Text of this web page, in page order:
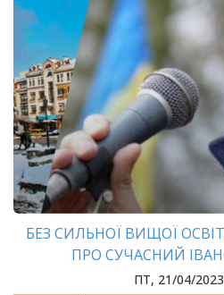
БЕЗ СИЛЬНОЇ ВИЩОЇ
ПРО СУЧАСНИЙ
ПТ, 21/04/